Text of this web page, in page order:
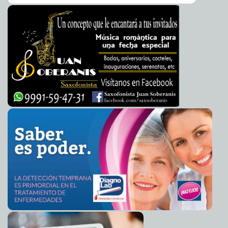
2023-01-23 08:13:09 Giovani Dos Santos, Miguel Layún y Braulio Luna
rechazan "campaña política" a favor de Adán Augusto tras videos
2023-01-23 08:03:24 El PAN presentará este lunes acción de
inconstitucionalidad vs Plan B de AMLO Laura Aldama
2023-01-21 16:20:45 Se espera la llegada de dos frentes fríos la próxima
semana: lluvias y refrescamiento en las temperaturas Claudia Sofía Gómez
Infante
2023-01-21 15:38:05 Yalcobá Nuevo, comisaría de Tekax, cuenta con nuevo
sistema de agua potable Juan Basto Cifuentes
2023-01-21 15:32:44 Presenta Cecilia Patrón “enchula tu casa” para adultos
mayores Javier W. López Madera
Con tecnología 3D preservan monumentos de
Chichén, Dzibilchaltún y Ek Balam Claudia Sofía Gómez Infante
2023-01-21 15:24:52 Yucatán se coloca ante los ojos de la industria turística
de Europa Carmen Alicia Briceño Sánchez
2023-01-21 15:22:15 El alcalde Renán Barrera establece alianzas
estratégicas para atraer más turismo a la ciudad Jorge Armando León
2023-01-21 15:19:54 El alcalde Renán Barrera Concha refuerza su
compromiso con la fauna doméstica del Municipio Laura Aldama
2023-01-18 09:27:44 Ley Antitabaco 2023: ¿Cuáles son las nuevas multas
por fumar? A7
2023-01-16 19:34:10 Se registra cifra histórica de beneficiarios del Infonavit